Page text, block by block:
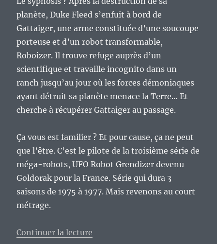
planète, Duke Fleed s’enfuit à bord de
Gattaiger, une arme constituée d’une soucoupe
porteuse et d’un robot transformable,
Roboizer. Il trouve refuge auprès d’un
scientifique et travaille incognito dans un
ranch jusqu’au jour où les forces démoniaques
ayant détruit sa planète menace la Terre… Et
cherche à récupérer Gattaiger au passage.
Ça vous est familier ? Et pour cause, ça ne peut
que l’être. C’est le pilote de la troisième série de
méga-robots, UFO Robot Grendizer devenu
Goldorak pour la France. Série qui dura 3
saisons de 1975 à 1977. Mais revenons au court
métrage.
Continuer la lecture